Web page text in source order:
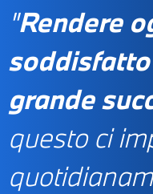
"Rendere
grande
questo ci